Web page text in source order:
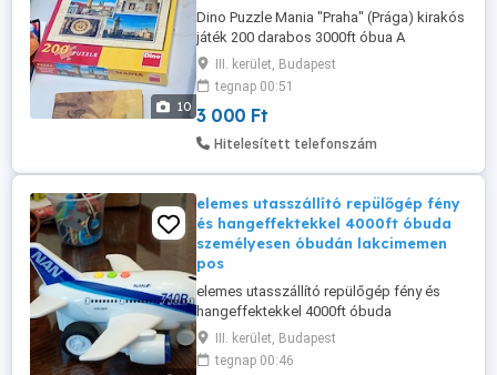
10
Dino Puzzle Mania "Praha" (Prága) kirakós
játék 200 darabos 3000ft óbua A
dobozon prágai nevezetességek, mint a
Károly-híd és a Táncoló Ház fotói
láthatók.A Puzzle Mania sorozat része,
amelyet a Dino Toys gyárt személyes
átvétel óbudán lakcimemen vagy előre
3000ft 36 ...
III. kerület, Budapest
tegnap 00:51
3 000 Ft
Hitelesített telefonszám
elemes utasszállító repülőgép fény
és hangeffektekkel 4000ft óbuda
személyesen óbudán lakcimemen
pos
elemes utasszállító repülőgép fény és
hangeffektekkel 4000ft óbuda
személyesen óbudán lakcimemen posta
kizárolag előre fizetés után mpl
csomagautomatába + 3000ft 36 50 104
III. kerület, Budapest
tegnap 00:46